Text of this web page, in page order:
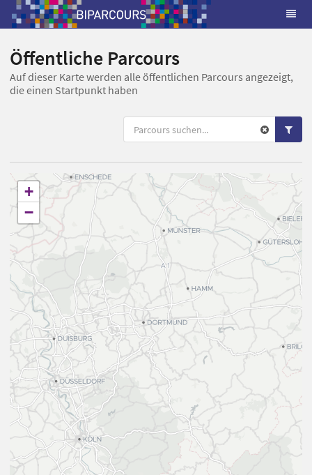
Öffentliche Parcours
Auf dieser Karte werden alle öffentlichen Parcours angezeigt,
die einen Startpunkt haben
+
−